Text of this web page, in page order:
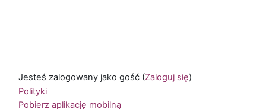
Jesteś zalogowany jako gość (Zaloguj się)
Polityki
Pobierz aplikację mobilną